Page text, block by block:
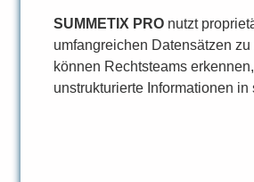
SUMMETIX PROnutzt
umfangreichen Datensätzen
können Rechtsteams
unstrukturierte Informationen